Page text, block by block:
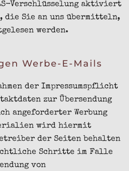
Verschlüsselung aktiviert
die Sie an uns übermitteln,
werden.
Werbe-E-Mails
der Impressumspflicht
zur Übersendung
angeforderter Werbung
wird hiermit
der Seiten behalten
Schritte im Falle
von